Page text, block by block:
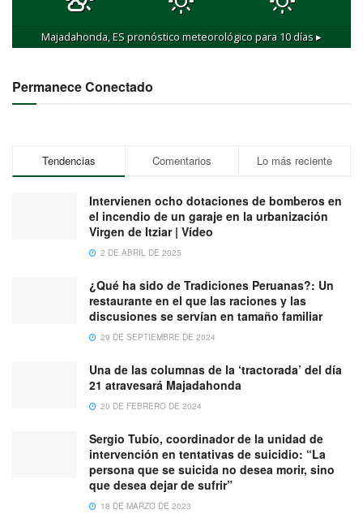
Majadahonda, ESpronóstico meteorológico para 10 días ▸
Permanece Conectado
Tendencias Comentarios Lo más reciente
Intervienen ocho dotaciones de bomberos en
el incendio de un garaje en la urbanización
Virgen de Itziar | Vídeo
2 DE ABRIL DE 2025
¿Qué ha sido de Tradiciones Peruanas?: Un
restaurante en el que las raciones y las
discusiones se servían en tamaño familiar
29 DE SEPTIEMBRE DE 2024
Una de las columnas de la ‘tractorada’ del día
21 atravesará Majadahonda
20 DE FEBRERO DE 2024
Sergio Tubío, coordinador de la unidad de
intervención en tentativas de suicidio: “La
persona que se suicida no desea morir, sino
que desea dejar de sufrir”
18 DE MARZO DE 2023